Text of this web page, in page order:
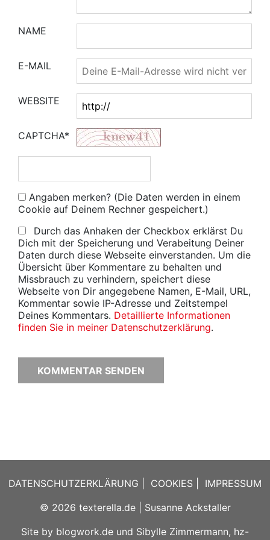
NAME
E-MAIL
WEBSITE
CAPTCHA*
Angaben merken? (Die Daten werden in einem
Cookie auf Deinem Rechner gespeichert.)
Durch das Anhaken der Checkbox erklärst Du
Dich mit der Speicherung und Verabeitung Deiner
Daten durch diese Webseite einverstanden. Um die
Übersicht über Kommentare zu behalten und
Missbrauch zu verhindern, speichert diese
Webseite von Dir angegebene Namen, E-Mail, URL,
Kommentar sowie IP-Adresse und Zeitstempel
Deines Kommentars. Detaillierte Informationen
finden Sie in meiner Datenschutzerklärung.
DATENSCHUTZERKLÄRUNG COOKIES
IMPRESSUM
© 2026 texterella.de| Susanne Ackstaller
Site by blogwork.de und Sibylle Zimmermann, hz-